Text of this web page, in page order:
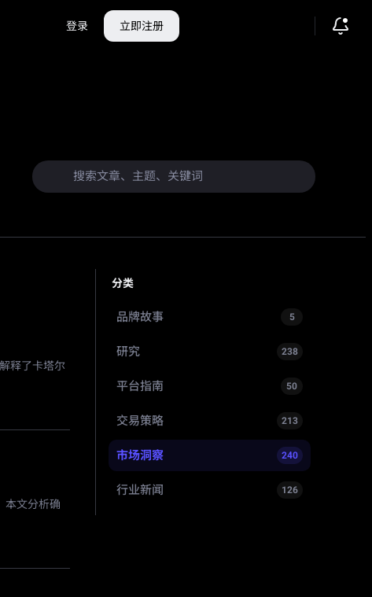
登录 立即注册
释了卡塔尔
本文分析确
分类
品牌故事 5
研究 238
平台指南 50
交易策略 213
市场洞察 240
行业新闻 126